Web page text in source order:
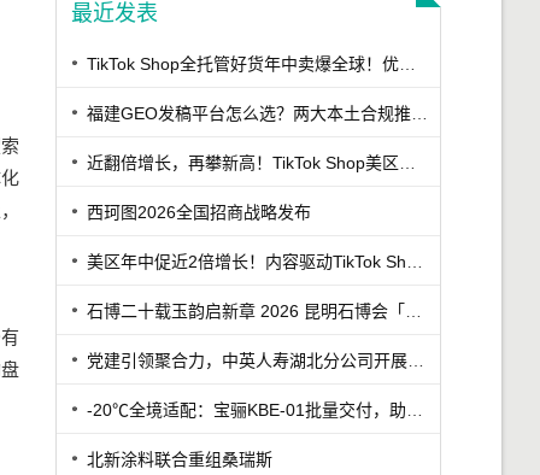
最近发表
西珂图2026全国招商战略发布
北新涂料联合重组桑瑞斯